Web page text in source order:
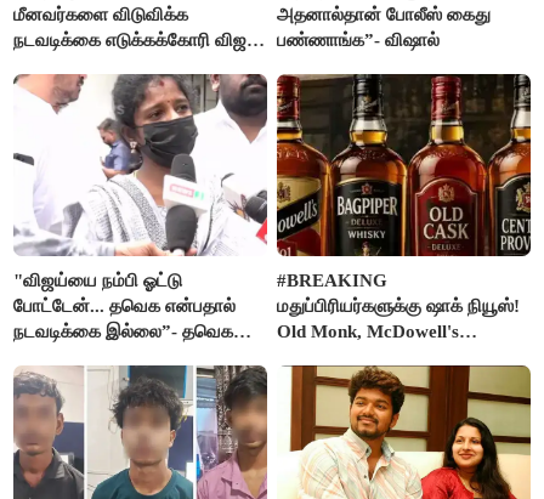
மீனவர்களை விடுவிக்க
நடவடிக்கை எடுக்கக்கோரி விஜய்
அதனால்தான் போலீஸ் கைது
பண்ணாங்க”- விஷால்
"விஜய்யை நம்பி ஓட்டு
போட்டேன்... தவெக என்பதால்
நடவடிக்கை இல்லை”- தவெக
கதறல்
#BREAKING
மதுப்பிரியர்களுக்கு ஷாக் நியூஸ்!
Old Monk, McDowell's
FSSAI தடை